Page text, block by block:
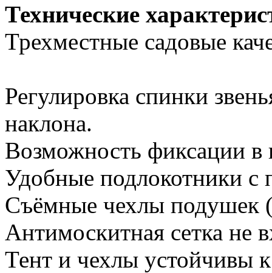
Технические
Трехместные садовые
Регулировка спинки
наклона.
Возможность фиксации в
Удобные подлокотники с
Съёмные чехлы подушек
Антимоскитная сетка не
Тент и чехлы устойчивы